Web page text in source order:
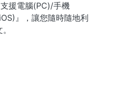
援電腦(PC)/手機
』，讓您隨時隨地利